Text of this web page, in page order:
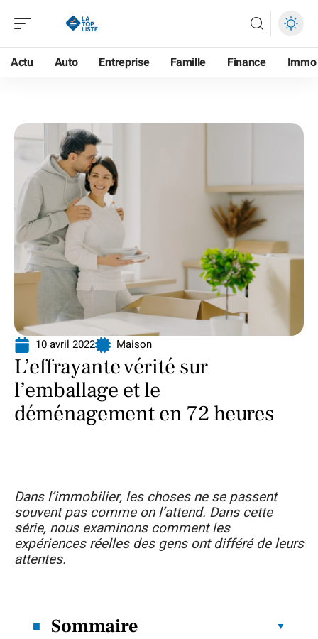
Actu Auto Entreprise Famille Finance Immo
10 avril 2022 Maison
L’effrayante vérité sur
l’emballage et le
déménagement en 72 heures
Dans l’immobilier, les choses ne se passent
souvent pas comme on l’attend. Dans cette
série, nous examinons comment les
expériences réelles des gens ont différé de leurs
attentes.
Sommaire